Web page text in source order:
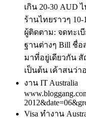
เกิน 20-30 AUD
ร้านไทยราวๆ
ผู้ติดตาม: จดทะเ
ฐานต่างๆ Bill ชื่
มาที่อยู่เดียวกัน
เป็นต้น เค้าสนว่า
งาน IT Australia
Visa ทำงาน